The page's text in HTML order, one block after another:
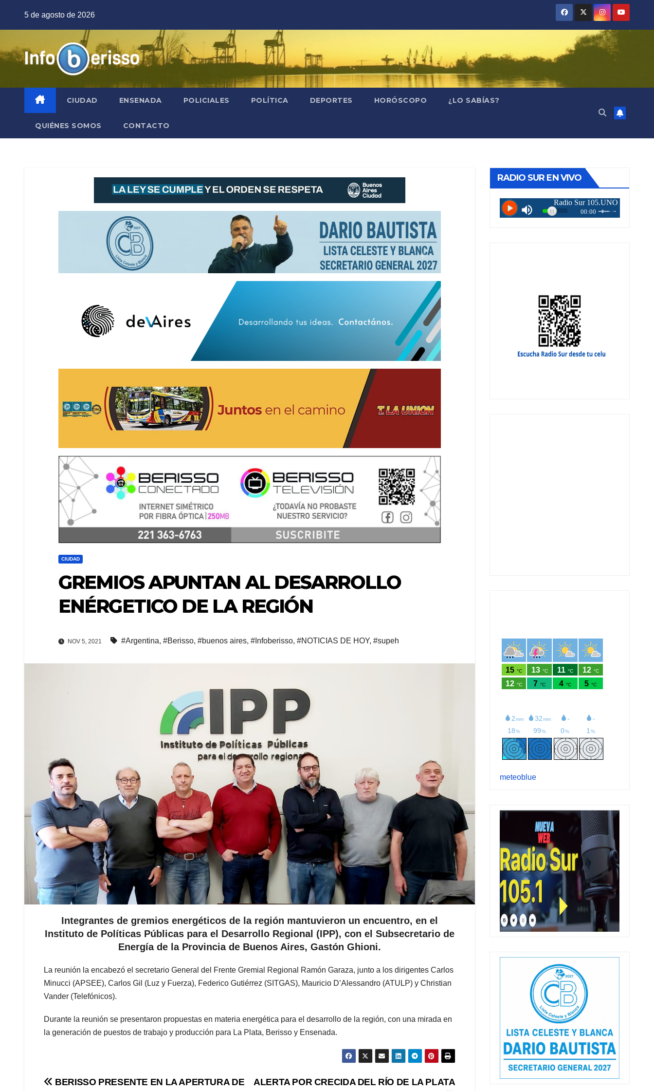
5 de agosto de 2026
CIUDAD ENSENADA POLICIALES POLÍTICA DEPORTES HORÓSCOPO ¿LO SABÍAS?
QUIÉNES SOMOS CONTACTO
CIUDAD
GREMIOS APUNTAN AL DESARROLLO
ENÉRGETICO DE LA REGIÓN
NOV 5, 2021 #Argentina, #Berisso, #buenos aires, #Infoberisso, #NOTICIAS DE HOY, #supeh
Integrantes de gremios energéticos de la región mantuvieron un encuentro, en el
Instituto de Políticas Públicas para el Desarrollo Regional (IPP), con el Subsecretario de
Energía de la Provincia de Buenos Aires, Gastón Ghioni.
La reunión la encabezó el secretario General del Frente Gremial Regional Ramón Garaza, junto a los dirigentes Carlos
Minucci (APSEE), Carlos Gil (Luz y Fuerza), Federico Gutiérrez (SITGAS), Mauricio D’Alessandro (ATULP) y Christian
Vander (Telefónicos).
Durante la reunión se presentaron propuestas en materia energética para el desarrollo de la región, con una mirada en
la generación de puestos de trabajo y producción para La Plata, Berisso y Ensenada.
Navegación
ALERTA POR CRECIDA DEL RÍO DE LA PLATA
BERISSO PRESENTE EN LA APERTURA DE
RADIO SUR EN VIVO
meteoblue